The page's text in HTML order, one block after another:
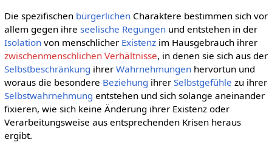
Die spezifischen bürgerlichenCharaktere bestimmen sich vor
allem gegen ihre seelische Regungenund entstehen in der
Isolationvon menschlicher Existenzim Hausgebrauch ihrer
zwischenmenschlichen Verhältnisse, in denen sie sich aus der
Selbstbeschränkung ihrer Wahrnehmungenhervortun und
woraus die besondere Beziehung ihrer Selbstgefühle zu ihrer
Selbstwahrnehmung entstehen und sich solange aneinander
fixieren, wie sich keine Änderung ihrer Existenz oder
Verarbeitungsweise aus entsprechenden Krisen heraus
ergibt.